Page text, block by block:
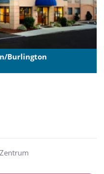
Burlington